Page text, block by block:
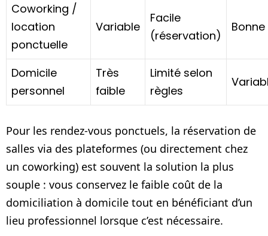
Coworking /
location
ponctuelle
Variable
Facile
(réservation)
Bonne
Domicile
personnel
Très
faible
Limité selon
règles
Pour les rendez-vous ponctuels, la réservation de
salles via des plateformes (ou directement chez
un coworking) est souvent la solution la plus
souple : vous conservez le faible coût de la
domiciliation à domicile tout en bénéficiant d’un
lieu professionnel lorsque c’est nécessaire.